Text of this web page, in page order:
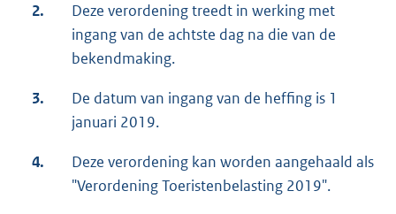
2.
Deze verordening treedt in werking met
ingang van de achtste dag na die van de
bekendmaking.
3.
De datum van ingang van de heffing is 1
januari 2019.
4.
Deze verordening kan worden aangehaald als
"Verordening Toeristenbelasting 2019".